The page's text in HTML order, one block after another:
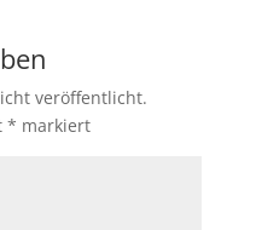
veröffentlicht.
* markiert